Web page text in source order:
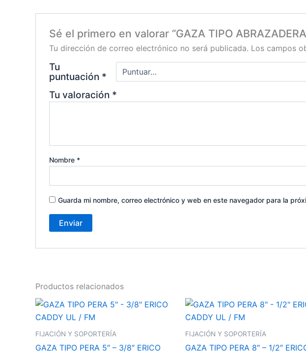
Sé el primero en valorar “GAZA TIPO
Tu dirección de correo electrónico no será publicada. Los campos
Tu
puntuación *
Tu valoración *
Nombre *
Guarda mi nombre, correo electrónico y web en este navegador para la
Productos relacionados
FIJACIÓN Y SOPORTERÍA
GAZA TIPO PERA 5″ – 3/8″ ERICO
FIJACIÓN Y SOPORTERÍA
GAZA TIPO PERA 8″ – 1/2″